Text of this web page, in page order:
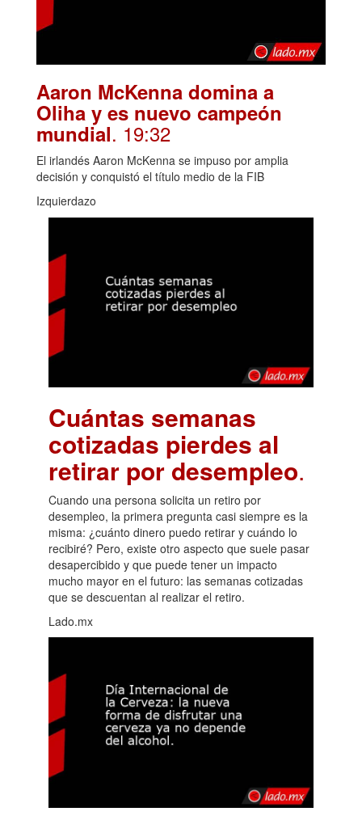
Aaron McKenna domina a
Oliha y es nuevo campeón
mundial. 19:32
El irlandés Aaron McKenna se impuso por amplia
decisión y conquistó el título medio de la FIB
Izquierdazo
Cuántas semanas
cotizadas pierdes al
retirar por desempleo.
Cuando una persona solicita un retiro por
desempleo, la primera pregunta casi siempre es la
misma: ¿cuánto dinero puedo retirar y cuándo lo
recibiré? Pero, existe otro aspecto que suele pasar
desapercibido y que puede tener un impacto
mucho mayor en el futuro: las semanas cotizadas
que se descuentan al realizar el retiro.
Lado.mx